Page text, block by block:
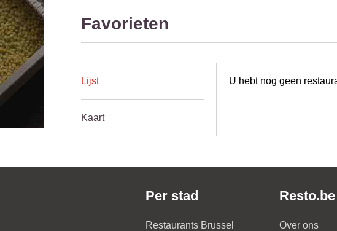
Favorieten
Lijst
Kaart
U hebt nog geen
Per stad
Restaurants Brussel
Resto.be
Over ons